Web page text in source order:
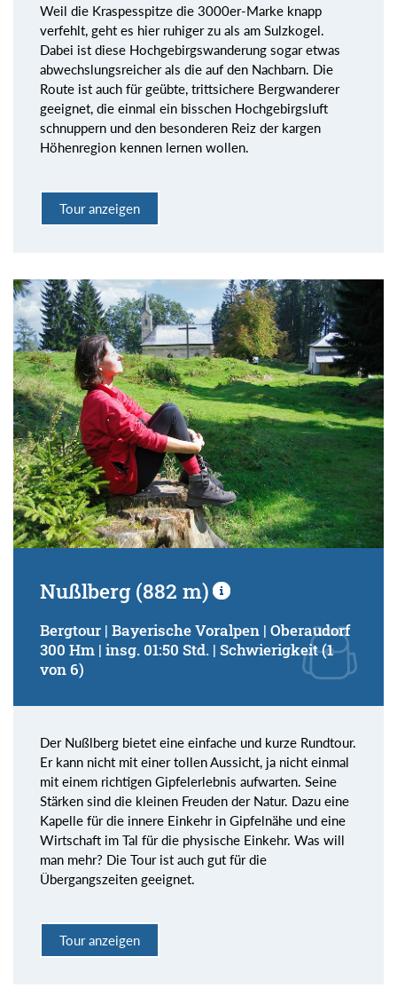
Weil die Kraspesspitze die 3000er-Marke knapp
verfehlt, geht es hier ruhiger zu als am Sulzkogel.
Dabei ist diese Hochgebirgswanderung sogar etwas
abwechslungsreicher als die auf den Nachbarn. Die
Route ist auch für geübte, trittsichere Bergwanderer
geeignet, die einmal ein bisschen Hochgebirgsluft
schnuppern und den besonderen Reiz der kargen
Höhenregion kennen lernen wollen.
Tour anzeigen
Nußlberg (882 m)
Bergtour | Bayerische Voralpen | Oberaudorf
300 Hm | insg. 01:50 Std. | Schwierigkeit (1
von 6)
Der Nußlberg bietet eine einfache und kurze Rundtour.
Er kann nicht mit einer tollen Aussicht, ja nicht einmal
mit einem richtigen Gipfelerlebnis aufwarten. Seine
Stärken sind die kleinen Freuden der Natur. Dazu eine
Kapelle für die innere Einkehr in Gipfelnähe und eine
Wirtschaft im Tal für die physische Einkehr. Was will
man mehr? Die Tour ist auch gut für die
Übergangszeiten geeignet.
Tour anzeigen